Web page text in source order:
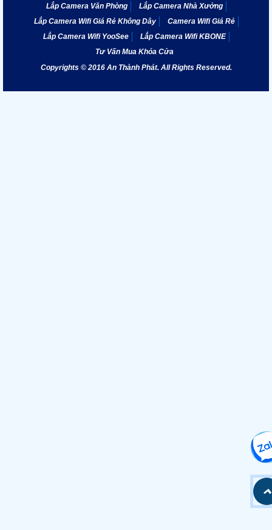
Lắp Camera Văn Phòng
Lắp Camera Nhà Xưởng
Lắp Camera Wifi Giá Rẻ Không Dây
Camera Wifi Giá Rẻ
Lắp Camera Wifi YooSee
Lắp Camera Wifi KBONE
Tư Vấn Mua Khóa Cửa
Copyrights © 2016 An Thành Phát. All Rights Reserved.